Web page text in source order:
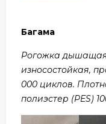
Багама
Рогожка
износостойкая,
000 циклов.
полиэстер (PES)